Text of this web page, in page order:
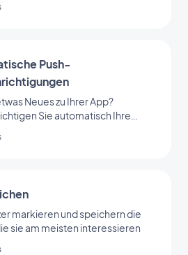
Push-
Neues zu Ihrer App?
Sie automatisch Ihre
markieren und speichern die
sie am meisten interessieren